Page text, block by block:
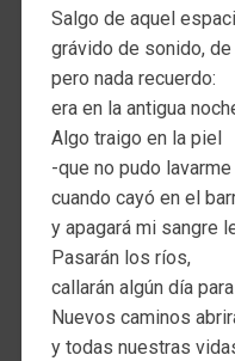
Salgo de aquel
grávido de sonido,
pero nada recuerdo:
era en la antigua
Algo traigo en la piel
-que no pudo
cuando cayó en el
y apagará mi sangre
Pasarán los ríos,
callarán algún día
Nuevos caminos
y todas nuestras